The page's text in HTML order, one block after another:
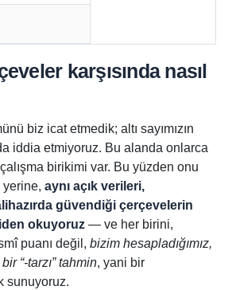
karşısında nasıl
biz icat etmedik; altı sayımızın
iddia etmiyoruz. Bu alanda onlarca
birikimi var. Bu yüzden onu
aynı açık verileri,
güvendiği çerçevelerin
okuyoruz — ve her birini,
puanı değil, bizim hesapladığımız,
“-tarzı” tahmin, yani bir
sunuyoruz.